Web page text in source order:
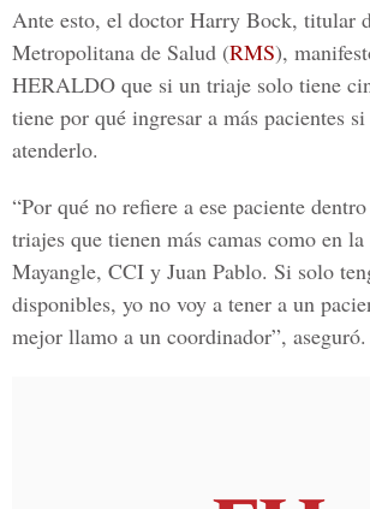
Ante esto, el doctor Harry Bock, titular
Metropolitana de Salud (RMS),
HERALDO que si un triaje solo tiene
tiene por qué ingresar a más pacientes
atenderlo.
“Por qué no refiere a ese paciente
triajes que tienen más camas como en
Mayangle, CCI y Juan Pablo. Si solo
disponibles, yo no voy a tener a un
mejor llamo a un coordinador”, aseguró.